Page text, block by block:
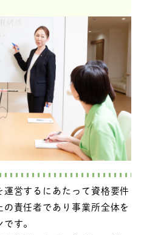
営するにあたって資格要件
責任者であり事業所全体を
す。